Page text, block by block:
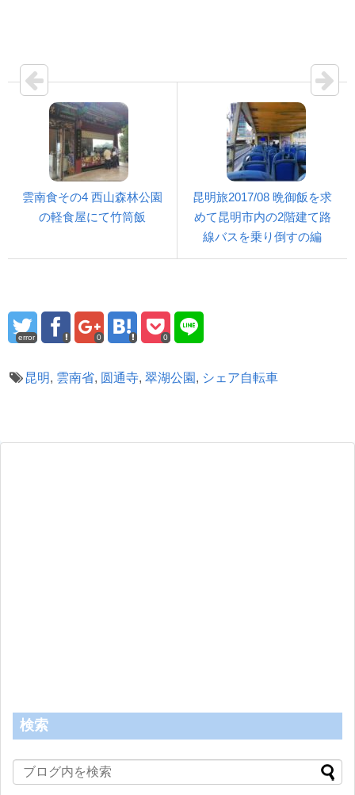
雲南食その4 西山森林公園
の軽食屋にて竹筒飯
昆明旅2017/08 晩御飯を求
めて昆明市内の2階建て路
線バスを乗り倒すの編
error 0 0
昆明, 雲南省, 圆通寺, 翠湖公園 , シェア自転車
検索